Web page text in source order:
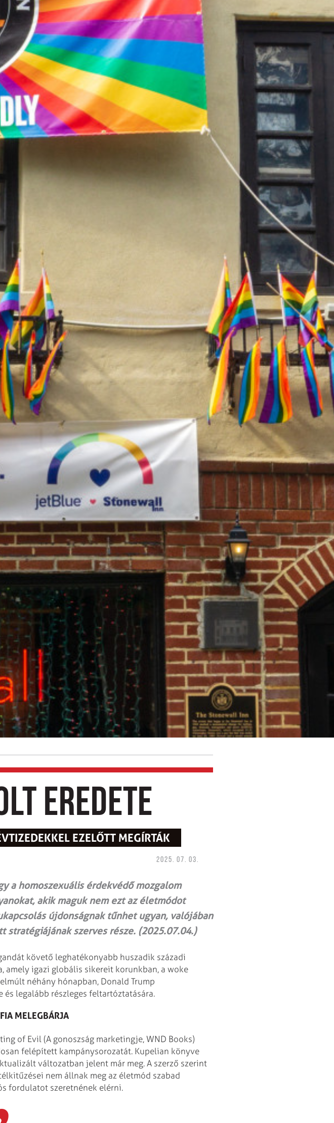
eredete
EZELŐTT MEGÍRTÁK
2025. 07. 03.
a homoszexuális érdekvédő mozgalom
akik maguk nem ezt az életmódot
újdonságnak tűnhet ugyan, valójában
szerves része. (2025.07.04.)
követő leghatékonyabb huszadik századi
amely igazi globális sikereit korunkban, a woke
néhány hónapban, Donald Trump
legalább részleges feltartóztatására.
MELEGBÁRJA
of Evil (A gonoszság marketingje, WND Books)
felépített kampánysorozatát. Kupelian könyve
változatban jelent már meg. A szerző szerint
nem állnak meg az életmód szabad
fordulatot szeretnének elérni.